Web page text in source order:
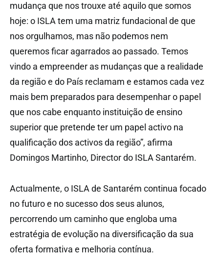
mudança que nos trouxe até aquilo que somos
hoje: o ISLA tem uma matriz fundacional de que
nos orgulhamos, mas não podemos nem
queremos ficar agarrados ao passado. Temos
vindo a empreender as mudanças que a realidade
da região e do País reclamam e estamos cada vez
mais bem preparados para desempenhar o papel
que nos cabe enquanto instituição de ensino
superior que pretende ter um papel activo na
qualificação dos activos da região”, afirma
Domingos Martinho, Director do ISLA Santarém.
Actualmente, o ISLA de Santarém continua focado
no futuro e no sucesso dos seus alunos,
percorrendo um caminho que engloba uma
estratégia de evolução na diversificação da sua
oferta formativa e melhoria contínua.